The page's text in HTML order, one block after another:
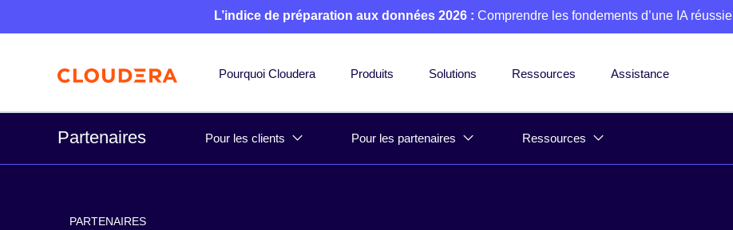
L’indice de préparation aux données 2026 : Comprendre les fondements d’une IA réussie
Pourquoi Cloudera Produits Solutions Ressources Assistance
Partenaires Pour les clients Pour les partenaires Ressources
PARTENAIRES